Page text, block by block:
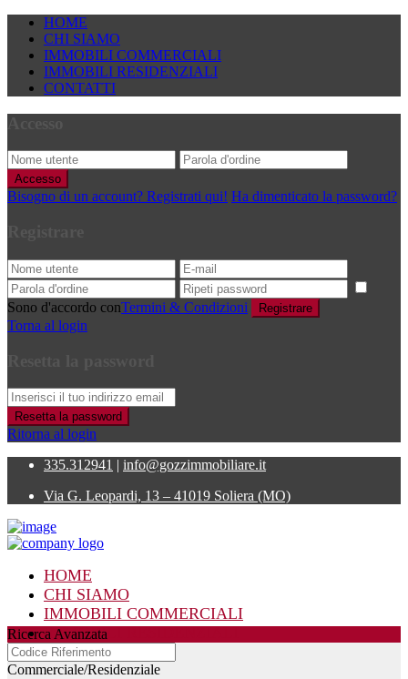
HOME
CHI SIAMO
IMMOBILI COMMERCIALI
IMMOBILI RESIDENZIALI
CONTATTI
Accesso
Bisogno di un account? Registrati qui! Ha dimenticato la password?
Sono d'accordo conTermini & Condizioni Registrare
Torna al login
Resetta la password
Ritorna al login
335.312941 | info@gozzimmobiliare.it
Via G. Leopardi, 13 – 41019 Soliera (MO)
HOME
CHI SIAMO
IMMOBILI COMMERCIALI
IMMOBILI RESIDENZIALI
CONTATTI
Ricerca Avanzata
Commerciale/Residenziale